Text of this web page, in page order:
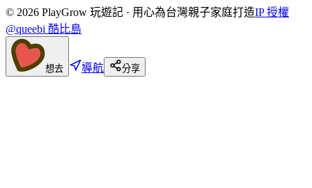
© 2026 PlayGrow 玩遊記 · 用心為台灣親子家庭打造IP 授權
@queebi 酷比島
想去 導航 分享